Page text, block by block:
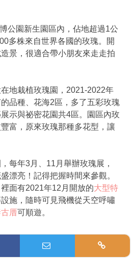
公園新生園區內，佔地超過1公
多株來自世界各國的玫瑰。開
景，很適合帶小朋友來走走拍
地栽植玫瑰園，2021-2022年
品種、花海2區，多了五彩玫瑰
示與祕密花園共4區。園區內玫
富，原來玫瑰那種多花型，讓
每年3月、11月舉辦玫瑰展，
漂亮！記得把握時間來參觀。
面有2021年12月開放的大型特
施，隨時可見飛機從天空呼嘯
厝可順遊。